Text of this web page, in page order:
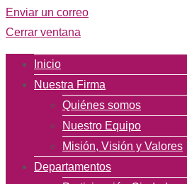
Enviar un correo
Cerrar ventana
Inicio
Nuestra Firma
Quiénes somos
Nuestro Equipo
Misión, Visión y Valores
Departamentos